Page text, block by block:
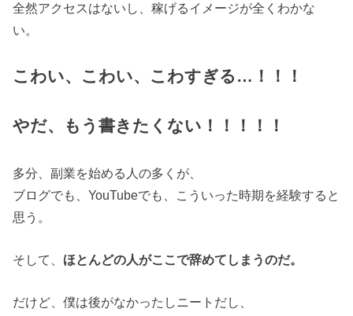
全然アクセスはないし、稼げるイメージが全くわかな
い。
こわい、こわい、こわすぎる…！！！
やだ、もう書きたくない！！！！！
多分、副業を始める人の多くが、
ブログでも、YouTubeでも、こういった時期を経験すると
思う。
そして、 ほとんどの人がここで辞めてしまうのだ。
だけど、僕は後がなかったしニートだし、